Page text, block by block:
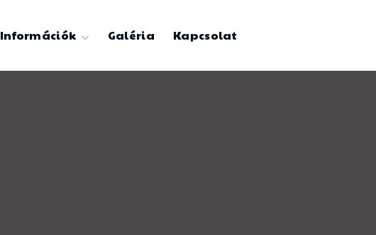
Információk Galéria Kapcsolat